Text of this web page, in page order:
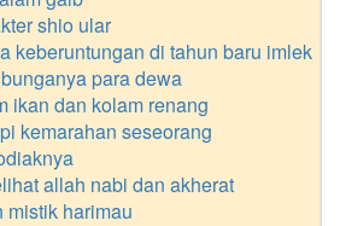
shio ular
keberuntungan di tahun baru imlek
para dewa
ikan dan kolam renang
kemarahan seseorang
allah nabi dan akherat
mistik harimau